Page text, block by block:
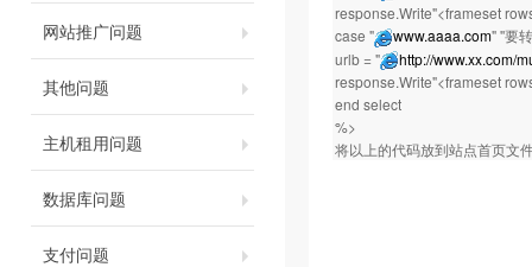
网站推广问题
其他问题
主机租用问题
数据库问题
支付问题
response.Write"<frameset
case "
www.aaaa.com" ''要
urlb = "
http://www.xx.com/
response.Write"<frameset
end select
%>
将以上的代码放到站点首页文